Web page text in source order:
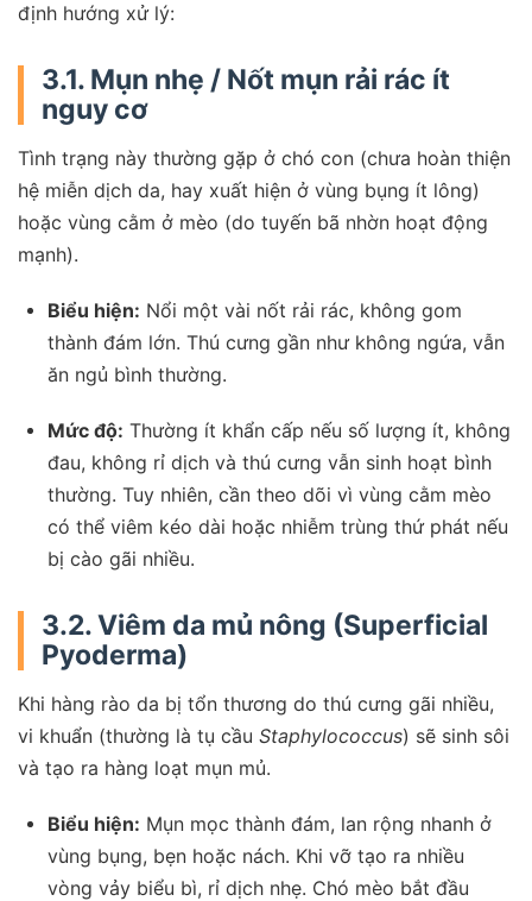
định hướng xử lý:
3.1. Mụn nhẹ / Nốt mụn rải rác ít
nguy cơ
Tình trạng này thường gặp ở chó con (chưa hoàn thiện
hệ miễn dịch da, hay xuất hiện ở vùng bụng ít lông)
hoặc vùng cằm ở mèo (do tuyến bã nhờn hoạt động
mạnh).
Biểu hiện: Nổi một vài nốt rải rác, không gom
thành đám lớn. Thú cưng gần như không ngứa, vẫn
ăn ngủ bình thường.
Mức độ: Thường ít khẩn cấp nếu số lượng ít, không
đau, không rỉ dịch và thú cưng vẫn sinh hoạt bình
thường. Tuy nhiên, cần theo dõi vì vùng cằm mèo
có thể viêm kéo dài hoặc nhiễm trùng thứ phát nếu
bị cào gãi nhiều.
3.2. Viêm da mủ nông (Superficial
Pyoderma)
Khi hàng rào da bị tổn thương do thú cưng gãi nhiều,
vi khuẩn (thường là tụ cầu Staphylococcus) sẽ sinh sôi
và tạo ra hàng loạt mụn mủ.
Biểu hiện: Mụn mọc thành đám, lan rộng nhanh ở
vùng bụng, bẹn hoặc nách. Khi vỡ tạo ra nhiều
vòng vảy biểu bì, rỉ dịch nhẹ. Chó mèo bắt đầu